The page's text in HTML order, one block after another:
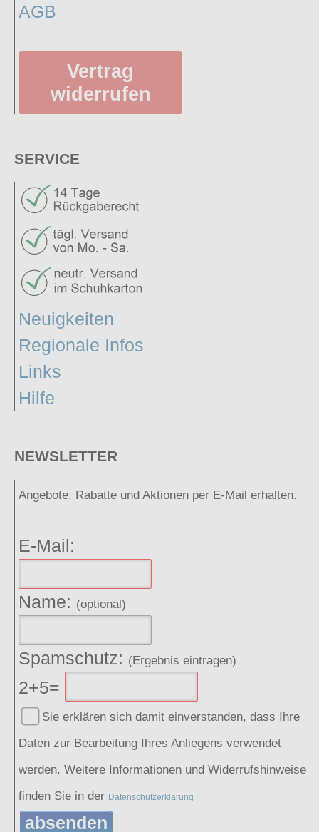
AGB
Vertrag
widerrufen
SERVICE
Neuigkeiten
Regionale Infos
Links
Hilfe
NEWSLETTER
Angebote, Rabatte und Aktionen per E-Mail erhalten.
E-Mail:
Name: (optional)
Spamschutz: (Ergebnis eintragen)
2+5=
Sie erklären sich damit einverstanden, dass Ihre
Daten zur Bearbeitung Ihres Anliegens verwendet
werden. Weitere Informationen und Widerrufshinweise
finden Sie in der Datenschutzerklärung
absenden